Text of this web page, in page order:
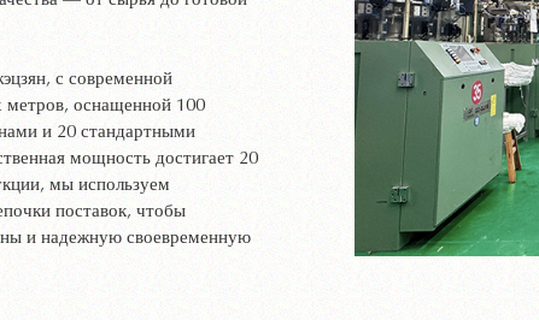
с современной
метров, оснащенной 100
и 20 стандартными
мощность достигает 20
мы используем
поставок, чтобы
и надежную своевременную